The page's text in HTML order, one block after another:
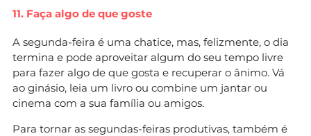
11. Faça algo de que goste
A segunda-feira é uma chatice, mas, felizmente, o dia
termina e pode aproveitar algum do seu tempo livre
para fazer algo de que gosta e recuperar o ânimo. Vá
ao ginásio, leia um livro ou combine um jantar ou
cinema com a sua família ou amigos.
Para tornar as segundas-feiras produtivas, também é